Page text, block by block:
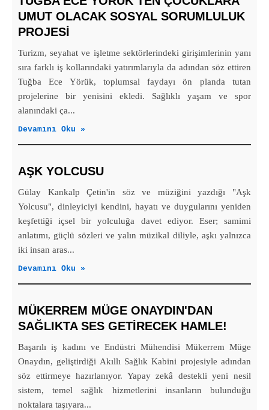
UMUT OLACAK SOSYAL SORUMLULUK
PROJESİ
Turizm, seyahat ve işletme sektörlerindeki girişimlerinin yanı
sıra farklı iş kollarındaki yatırımlarıyla da adından söz ettiren
Tuğba Ece Yörük, toplumsal faydayı ön planda tutan
projelerine bir yenisini ekledi. Sağlıklı yaşam ve spor
alanındaki ça...
Devamını Oku »
AŞK YOLCUSU
Gülay Kankalp Çetin'in söz ve müziğini yazdığı "Aşk
Yolcusu", dinleyiciyi kendini, hayatı ve duygularını yeniden
keşfettiği içsel bir yolculuğa davet ediyor. Eser; samimi
anlatımı, güçlü sözleri ve yalın müzikal diliyle, aşkı yalnızca
iki insan aras...
Devamını Oku »
MÜKERREM MÜGE ONAYDIN'DAN
SAĞLIKTA SES GETİRECEK HAMLE!
Başarılı iş kadını ve Endüstri Mühendisi Mükerrem Müge
Onaydın, geliştirdiği Akıllı Sağlık Kabini projesiyle adından
söz ettirmeye hazırlanıyor. Yapay zekâ destekli yeni nesil
sistem, temel sağlık hizmetlerini insanların bulunduğu
noktalara taşıyara...